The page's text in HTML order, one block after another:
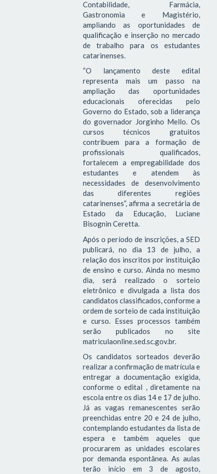
Contabilidade, Farmácia,
Gastronomia e Magistério,
ampliando as oportunidades de
qualificação e inserção no mercado
de trabalho para os estudantes
catarinenses.
“O lançamento deste edital
representa mais um passo na
ampliação das oportunidades
educacionais oferecidas pelo
Governo do Estado, sob a liderança
do governador Jorginho Mello. Os
cursos técnicos gratuitos
contribuem para a formação de
profissionais qualificados,
fortalecem a empregabilidade dos
estudantes e atendem às
necessidades de desenvolvimento
das diferentes regiões
catarinenses”, afirma a secretária de
Estado da Educação, Luciane
Bisognin Ceretta.
Após o período de inscrições, a SED
publicará, no dia 13 de julho, a
relação dos inscritos por instituição
de ensino e curso. Ainda no mesmo
dia, será realizado o sorteio
eletrônico e divulgada a lista dos
candidatos classificados, conforme a
ordem de sorteio de cada instituição
e curso. Esses processos também
serão publicados no site
matriculaonline.sed.sc.gov.br.
Os candidatos sorteados deverão
realizar a confirmação de matrícula e
entregar a documentação exigida,
conforme o edital , diretamente na
escola entre os dias 14 e 17 de julho.
Já as vagas remanescentes serão
preenchidas entre 20 e 24 de julho,
contemplando estudantes da lista de
espera e também aqueles que
procurarem as unidades escolares
por demanda espontânea. As aulas
terão início em 3 de agosto,